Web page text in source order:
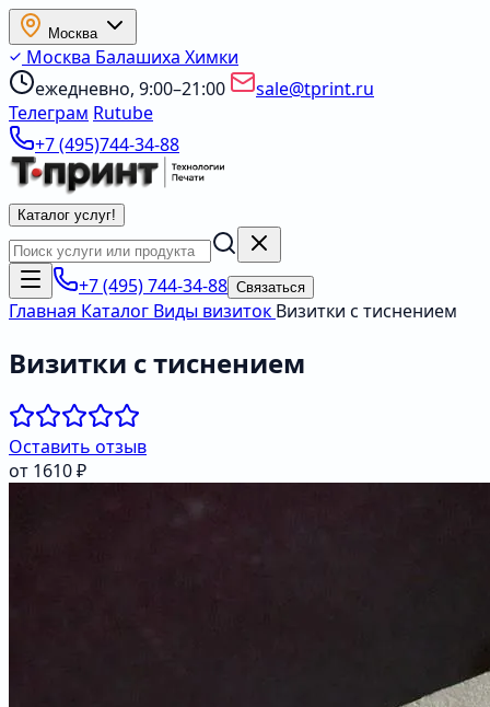
Москва
Москва Балашиха Химки
ежедневно, 9:00–21:00
sale@tprint.ru
Телеграм Rutube
+7 (495)744-34-88
Каталог услуг!
+7 (495) 744-34-88 Связаться
Главная Каталог Виды визиток Визитки с тиснением
Визитки с тиснением
Оставить отзыв
от 1610 ₽